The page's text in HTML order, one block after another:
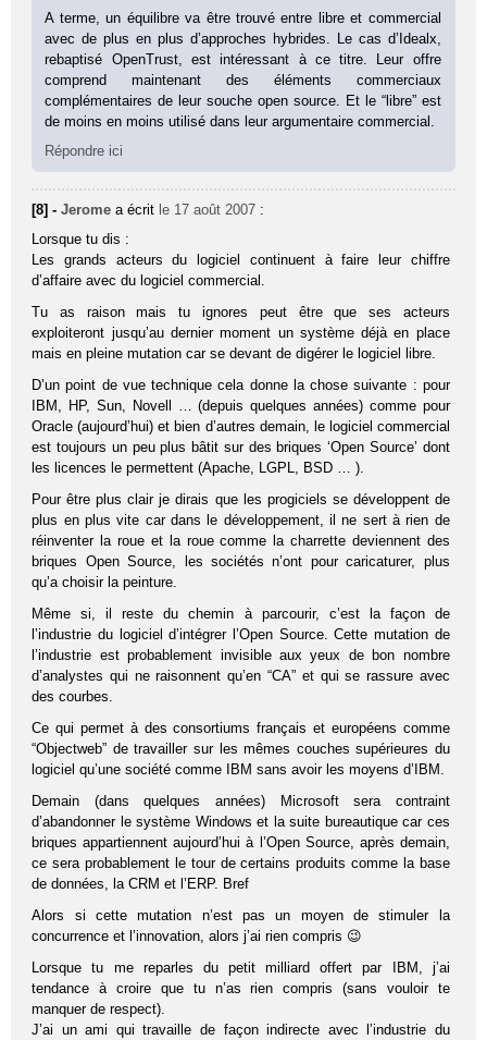
A terme, un équilibre va être trouvé entre libre et commercial
avec de plus en plus d’approches hybrides. Le cas d’Idealx,
rebaptisé OpenTrust, est intéressant à ce titre. Leur offre
comprend maintenant des éléments commerciaux
complémentaires de leur souche open source. Et le “libre” est
de moins en moins utilisé dans leur argumentaire commercial.
Répondre ici
[8] -Jerome a écrit le 17 août 2007 :
Lorsque tu dis :
Les grands acteurs du logiciel continuent à faire leur chiffre
d’affaire avec du logiciel commercial.
Tu as raison mais tu ignores peut être que ses acteurs
exploiteront jusqu’au dernier moment un système déjà en place
mais en pleine mutation car se devant de digérer le logiciel libre.
D’un point de vue technique cela donne la chose suivante : pour
IBM, HP, Sun, Novell … (depuis quelques années) comme pour
Oracle (aujourd’hui) et bien d’autres demain, le logiciel commercial
est toujours un peu plus bâtit sur des briques ‘Open Source’ dont
les licences le permettent (Apache, LGPL, BSD … ).
Pour être plus clair je dirais que les progiciels se développent de
plus en plus vite car dans le développement, il ne sert à rien de
réinventer la roue et la roue comme la charrette deviennent des
briques Open Source, les sociétés n’ont pour caricaturer, plus
qu’a choisir la peinture.
Même si, il reste du chemin à parcourir, c’est la façon de
l’industrie du logiciel d’intégrer l’Open Source. Cette mutation de
l’industrie est probablement invisible aux yeux de bon nombre
d’analystes qui ne raisonnent qu’en “CA” et qui se rassure avec
des courbes.
Ce qui permet à des consortiums français et européens comme
“Objectweb” de travailler sur les mêmes couches supérieures du
logiciel qu’une société comme IBM sans avoir les moyens d’IBM.
Demain (dans quelques années) Microsoft sera contraint
d’abandonner le système Windows et la suite bureautique car ces
briques appartiennent aujourd’hui à l’Open Source, après demain,
ce sera probablement le tour de certains produits comme la base
de données, la CRM et l’ERP. Bref
Alors si cette mutation n’est pas un moyen de stimuler la
concurrence et l’innovation, alors j’ai rien compris 😉
Lorsque tu me reparles du petit milliard offert par IBM, j’ai
tendance à croire que tu n’as rien compris (sans vouloir te
manquer de respect).
J’ai un ami qui travaille de façon indirecte avec l’industrie du